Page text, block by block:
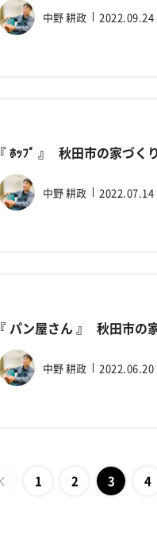
中野 耕政 2022.09.24
『 ﾎｯﾌﾟ 』 秋田市の家づ
中野 耕政 2022.07.14
『 パン屋さん 』 秋田市の
中野 耕政 2022.06.20
1 2 3 4